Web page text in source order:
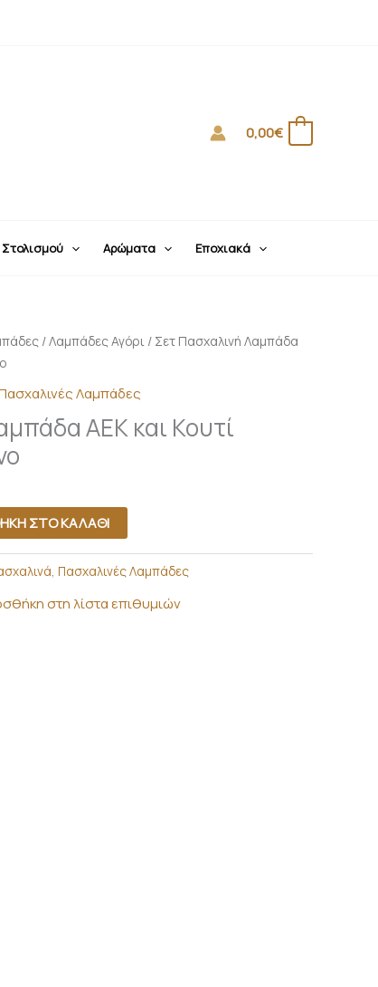
0,00€
Αρώματα Εποχιακά
/Λαμπάδες Αγόρι / Σετ Πασχαλινή Λαμπάδα
Λαμπάδες
ΑΕΚ και Κουτί
ΣΤΟ ΚΑΛΆΘΙ
, Πασχαλινές Λαμπάδες
στη λίστα επιθυμιών